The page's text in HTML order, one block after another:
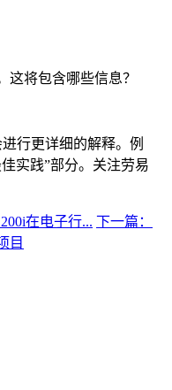
这将包含哪些信息？
行更详细的解释。例
实践”部分。关注劳易
在电子行... 下一篇：
目